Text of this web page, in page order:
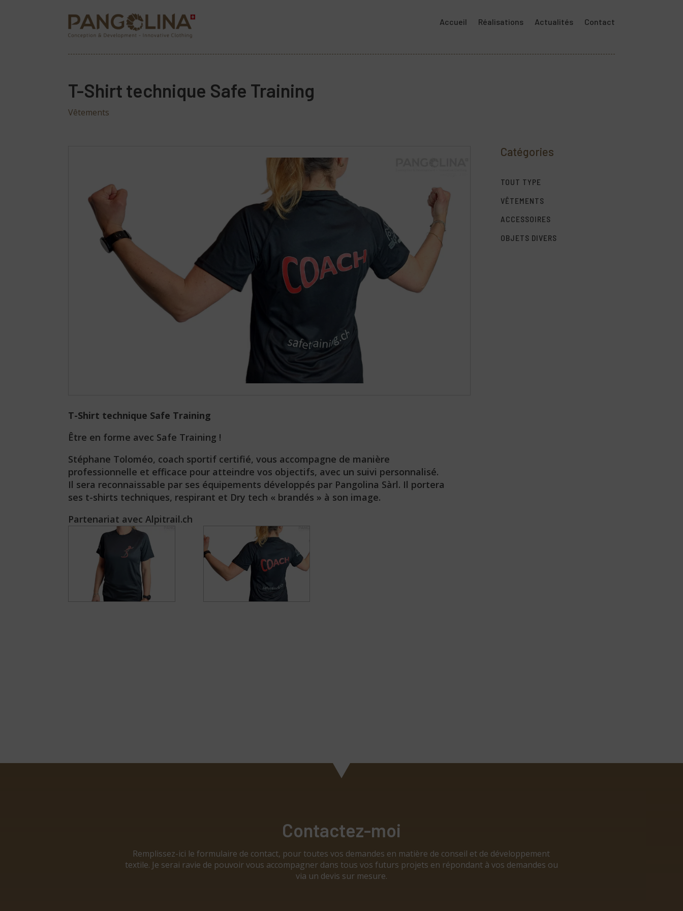
Accueil Réalisations Actualités Contact
T-Shirt technique Safe Training
Vêtements
PANGOLINA.COM
Catégories
TOUT TYPE
VÊTEMENTS
ACCESSOIRES
OBJETS DIVERS
T-Shirt technique Safe Training
Être en forme avec Safe Training !
Stéphane Toloméo, coach sportif certifié, vous accompagne de manière
professionnelle et efficace pour atteindre vos objectifs, avec un suivi personnalisé.
Il sera reconnaissable par ses équipements développés par Pangolina Sàrl. Il portera
ses t-shirts techniques, respirant et Dry tech « brandés » à son image.
Partenariat avec Alpitrail.ch
Contactez-moi
Remplissez-ici le formulaire de contact, pour toutes vos demandes en matière de conseil et de développement
textile. Je serai ravie de pouvoir vous accompagner dans tous vos futurs projets en répondant à vos demandes ou
via un devis sur mesure.